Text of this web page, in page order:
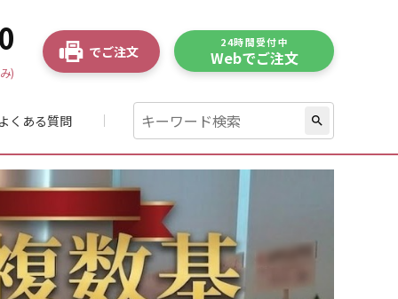
)
でご注文
24時間受付中
Webでご注文
search
くある質問